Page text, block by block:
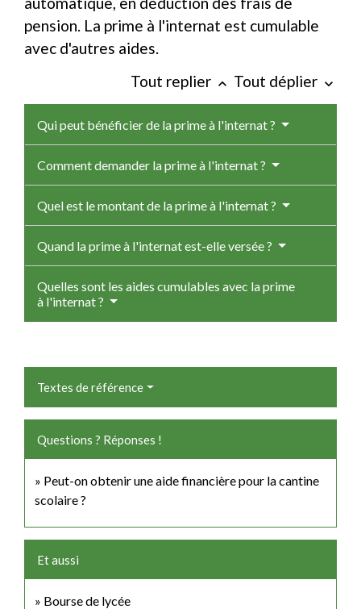
pension. La prime à l'internat est cumulable
avec d'autres aides.
Tout replier keyboard_arrow_up Tout déplier keyboard_arrow_down
Qui peut bénéficier de la prime à l'internat ?
Comment demander la prime à l'internat ?
Quel est le montant de la prime à l'internat ?
Quand la prime à l'internat est-elle versée ?
Quelles sont les aides cumulables avec la prime
à l'internat ?
Textes de référence
Questions ? Réponses !
Peut-on obtenir une aide financière pour la cantine
scolaire ?
Et aussi
Bourse de lycée